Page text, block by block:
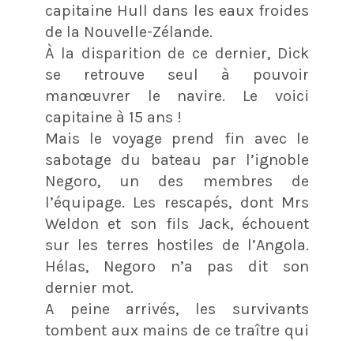
capitaine Hull dans les eaux froides
de la Nouvelle-Zélande.
À la disparition de ce dernier, Dick
se retrouve seul à pouvoir
manœuvrer le navire. Le voici
capitaine à 15 ans !
Mais le voyage prend fin avec le
sabotage du bateau par l’ignoble
Negoro, un des membres de
l’équipage. Les rescapés, dont Mrs
Weldon et son fils Jack, échouent
sur les terres hostiles de l’Angola.
Hélas, Negoro n’a pas dit son
dernier mot.
A peine arrivés, les survivants
tombent aux mains de ce traître qui